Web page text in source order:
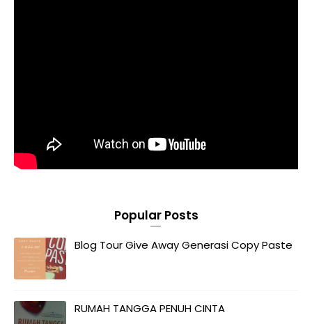
Popular Posts
Blog Tour Give Away Generasi Copy Paste
RUMAH TANGGA PENUH CINTA